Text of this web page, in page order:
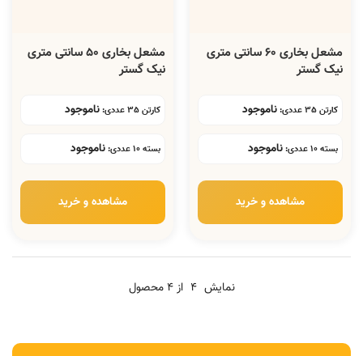
مشعل بخاری 60 سانتی متری
نیک گستر
کارتن 35 عددی: ناموجود
بسته 10 عددی: ناموجود
مشاهده و خرید
مشعل بخاری 50 سانتی متری
نیک گستر
کارتن 35 عددی: ناموجود
بسته 10 عددی: ناموجود
مشاهده و خرید
نمایش 4 از 4 محصول